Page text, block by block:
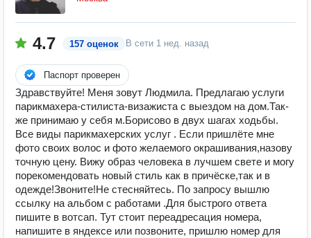
4.7 157 оценок В сети 1 нед. назад
Паспорт проверен
Здравствуйте! Меня зовут Людмила. Предлагаю услуги
парикмахера-стилиста-визажиста с выездом на дом.Так-
же принимаю у себя м.Борисово в двух шагах ходьбы.
Все виды парикмахерских услуг . Если пришлёте мне
фото своих волос и фото желаемого окрашивания,назову
точную цену. Вижу образ человека в лучшем свете и могу
порекомендовать новый стиль как в причёске,так и в
одежде!Звоните!Не стесняйтесь. По запросу вышлю
ссылку на альбом с работами .Для быстрого ответа
пишите в вотсап. Тут стоит переадресация номера,
напишите в яндексе или позвоните, пришлю номер для